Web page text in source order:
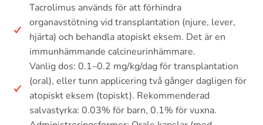
Tacrolimus används för att förhindra
organavstötning vid transplantation (njure, lever,
hjärta) och behandla atopiskt eksem. Det är en
immunhämmande calcineurinhämmare.
Vanlig dos: 0.1–0.2 mg/kg/dag för transplantation
(oral), eller tunn applicering två gånger dagligen för
atopiskt eksem (topiskt). Rekommenderad
salvastyrka: 0.03% för barn, 0.1% för vuxna.